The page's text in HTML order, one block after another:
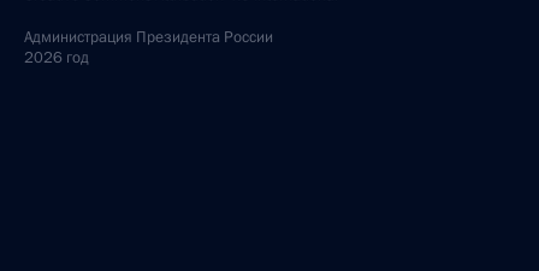
законодательные акты Российской Федерации»